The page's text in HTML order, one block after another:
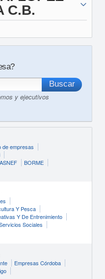
C.B.
y ejecutivos
de empresas
ASNEF
BORME
Y Pesca
Y De Entrenimiento
Sociales
Empresas Córdoba